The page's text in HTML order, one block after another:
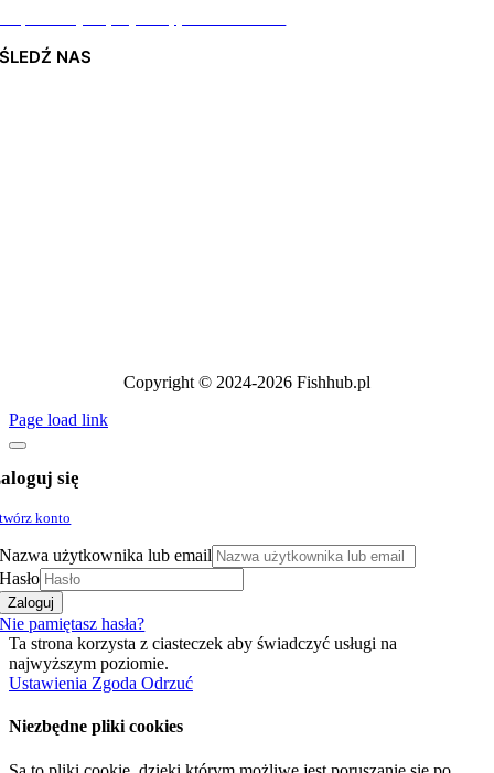
ŚLEDŹ NAS
Copyright © 2024-2026 Fishhub.pl
Page load link
się
konto
Nazwa użytkownika lub email
Hasło
Zaloguj
Nie pamiętasz hasła?
Ta strona korzysta z ciasteczek aby świadczyć usługi na
najwyższym poziomie.
Ustawienia Zgoda Odrzuć
Niezbędne pliki cookies